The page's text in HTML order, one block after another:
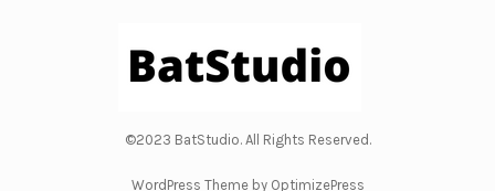
©2023 BatStudio. All Rights Reserved.
WordPress Theme by OptimizePress